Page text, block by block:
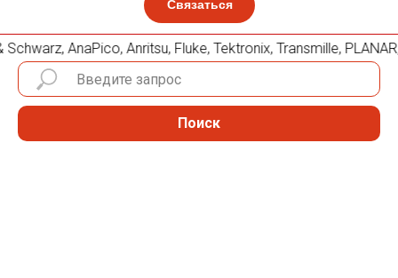
Связаться
AnaPico, Anritsu, Fluke, Tektronix, Transmille,
Поиск